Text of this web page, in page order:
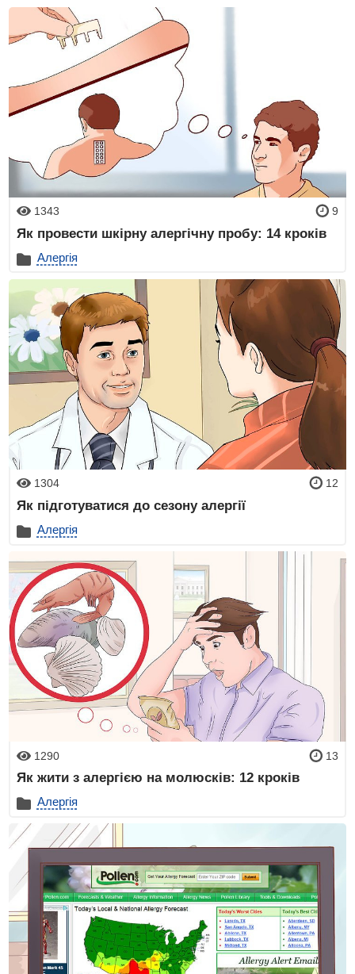
1343 9
Як провести шкірну алергічну пробу: 14 кроків
Алергія
1304 12
Як підготуватися до сезону алергії
Алергія
1290 13
Як жити з алергією на молюсків: 12 кроків
Алергія